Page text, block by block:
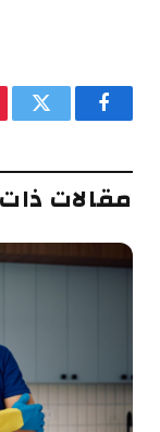
فيسبوكتويتر
مقالات